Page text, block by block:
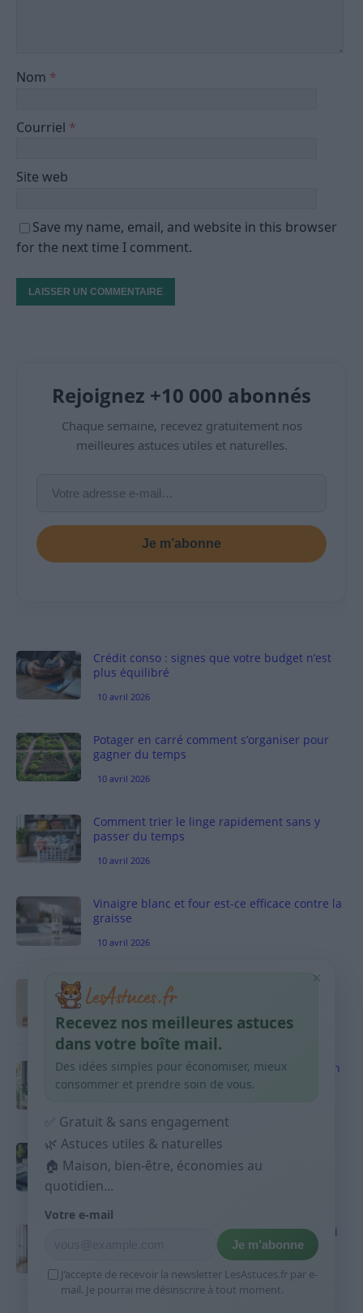
Nom *
Courriel *
Site web
Save my name, email, and website in this browser
for the next time I comment.
Rejoignez +10 000 abonnés
Chaque semaine, recevez gratuitement nos
meilleures astuces utiles et naturelles.
Je m’abonne
Crédit conso : signes que votre budget n’est
plus équilibré
10 avril 2026
Potager en carré comment s’organiser pour
gagner du temps
10 avril 2026
Comment trier le linge rapidement sans y
passer du temps
10 avril 2026
Vinaigre blanc et four est-ce efficace contre la
graisse
10 avril 2026
Taches pigmentaires : routine simple +
habitudes qui aident
9 avril 2026
Produits ménagers : comment économiser en
courses sans acheter 10 sprays
Budget mensuel : méthode rapide pour
répartir son salaire dès le jour de paie
9 avril 2026
Sport 10 minutes par jour est-ce utile et quoi
9 avril 2026
×
Recevez nos meilleures astuces
dans votre boîte mail.
Des idées simples pour économiser, mieux
consommer et prendre soin de vous.
✅ Gratuit & sans engagement
🌿 Astuces utiles & naturelles
🏠 Maison, bien-être, économies au
quotidien...
Votre e-mail
Je m’abonne
J’accepte de recevoir la newsletter LesAstuces.fr par e-
mail. Je pourrai me désinscrire à tout moment.